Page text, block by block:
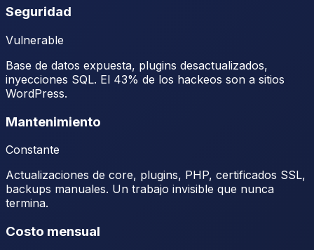
Seguridad
Vulnerable
Base de datos expuesta, plugins desactualizados,
inyecciones SQL. El 43% de los hackeos son a sitios
WordPress.
Mantenimiento
Constante
Actualizaciones de core, plugins, PHP, certificados SSL,
backups manuales. Un trabajo invisible que nunca
termina.
Costo mensual